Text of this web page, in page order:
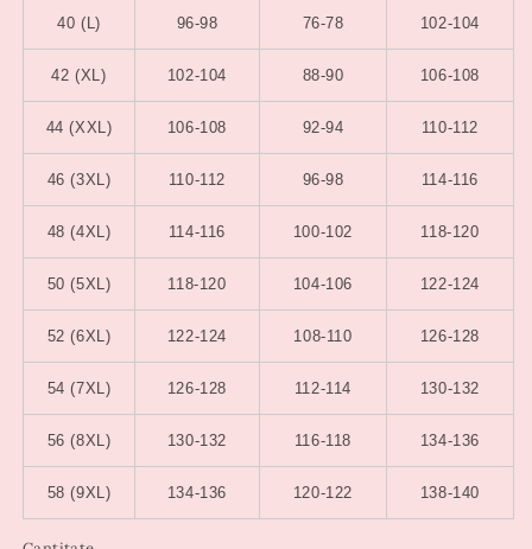
40 (L) 96-98 76-78 102-104
42 (XL) 102-104 88-90 106-108
44 (XXL) 106-108 92-94 110-112
46 (3XL) 110-112 96-98 114-116
48 (4XL) 114-116 100-102 118-120
50 (5XL) 118-120 104-106 122-124
52 (6XL) 122-124 108-110 126-128
54 (7XL) 126-128 112-114 130-132
56 (8XL) 130-132 116-118 134-136
58 (9XL) 134-136 120-122 138-140